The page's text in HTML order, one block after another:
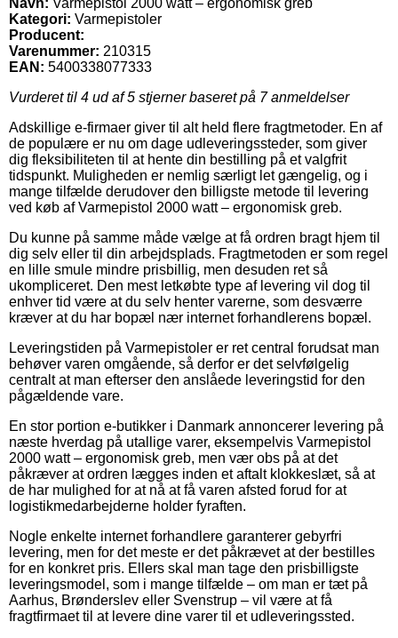
Kategori: Varmepistoler
Producent:
Varenummer: 210315
EAN: 5400338077333
Vurderet til 4 ud af 5 stjerner baseret på 7anmeldelser
Adskillige e-firmaer giver til alt held flere fragtmetoder. En af
de populære er nu om dage udleveringssteder, som giver
dig fleksibiliteten til at hente din bestilling på et valgfrit
tidspunkt. Muligheden er nemlig særligt let gængelig, og i
mange tilfælde derudover den billigste metode til levering
ved køb af Varmepistol 2000 watt – ergonomisk greb.
Du kunne på samme måde vælge at få ordren bragt hjem til
dig selv eller til din arbejdsplads. Fragtmetoden er som regel
en lille smule mindre prisbillig, men desuden ret så
ukompliceret. Den mest letkøbte type af levering vil dog til
enhver tid være at du selv henter varerne, som desværre
kræver at du har bopæl nær internet forhandlerens bopæl.
Leveringstiden på Varmepistoler er ret central forudsat man
behøver varen omgående, så derfor er det selvfølgelig
centralt at man efterser den anslåede leveringstid for den
pågældende vare.
En stor portion e-butikker i Danmark annoncerer levering på
næste hverdag på utallige varer, eksempelvis Varmepistol
2000 watt – ergonomisk greb, men vær obs på at det
påkræver at ordren lægges inden et aftalt klokkeslæt, så at
de har mulighed for at nå at få varen afsted forud for at
logistikmedarbejderne holder fyraften.
Nogle enkelte internet forhandlere garanterer gebyrfri
levering, men for det meste er det påkrævet at der bestilles
for en konkret pris. Ellers skal man tage den prisbilligste
leveringsmodel, som i mange tilfælde – om man er tæt på
Aarhus, Brønderslev eller Svenstrup – vil være at få
fragtfirmaet til at levere dine varer til et udleveringssted.